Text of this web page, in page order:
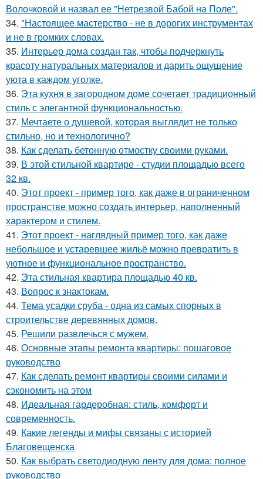
Волочковой и назвал ее "Нетрезвой Бабой на Поле".
34. "Настоящее мастерство - не в дорогих инструментах
и не в громких словах.
35. Интерьер дома создан так, чтобы подчеркнуть
красоту натуральных материалов и дарить ощущение
уюта в каждом уголке.
36. Эта кухня в загородном доме сочетает традиционный
стиль с элегантной функциональностью.
37. Мечтаете о душевой, которая выглядит не только
стильно, но и технологично?
38. Как сделать бетонную отмостку своими руками.
39. В этой стильной квартире - студии площадью всего
32 кв.
40. Этот проект - пример того, как даже в ограниченном
пространстве можно создать интерьер, наполненный
характером и стилем.
41. Этот проект - наглядный пример того, как даже
небольшое и устаревшее жильё можно превратить в
уютное и функциональное пространство.
42. Эта стильная квартира площадью 40 кв.
43. Вопрос к знактокам.
44. Тема усадки сруба - одна из самых спорных в
строительстве деревянных домов.
45. Решили развлечься с мужем.
46. Основные этапы ремонта квартиры: пошаговое
руководство
47. Как сделать ремонт квартиры своими силами и
сэкономить на этом
48. Идеальная гардеробная: стиль, комфорт и
современность.
49. Какие легенды и мифы связаны с историей
Благовещенска
50. Как выбрать светодиодную ленту для дома: полное
руководство